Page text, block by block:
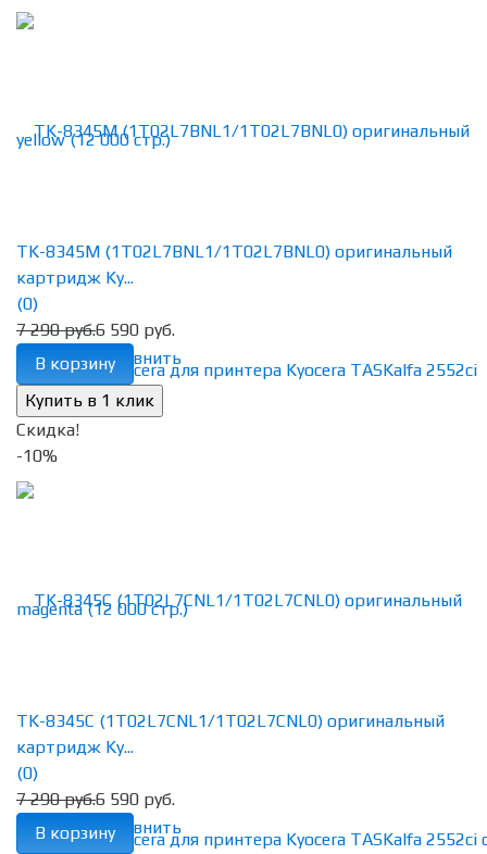
избранное сравнить
TK-8345M (1T02L7BNL1/1T02L7BNL0) оригинальный
картридж Ky...
(0)
7 290 руб.6 590 руб.
В корзину
Скидка!
-10%
избранное сравнить
TK-8345C (1T02L7CNL1/1T02L7CNL0) оригинальный
картридж Ky...
(0)
7 290 руб.6 590 руб.
В корзину